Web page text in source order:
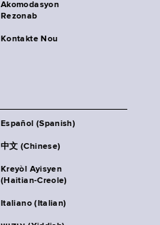
Akomodasyon
Rezonab
Kontakte Nou
Español (Spanish)
中文 (Chinese)
Kreyòl Ayisyen
(Haitian-Creole)
Italiano (Italian)